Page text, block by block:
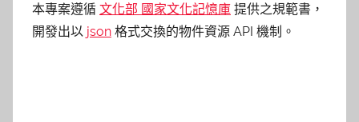
本專案遵循 文化部 國家文化記憶庫 提供之規範書，
開發出以 json 格式交換的物件資源 API 機制。